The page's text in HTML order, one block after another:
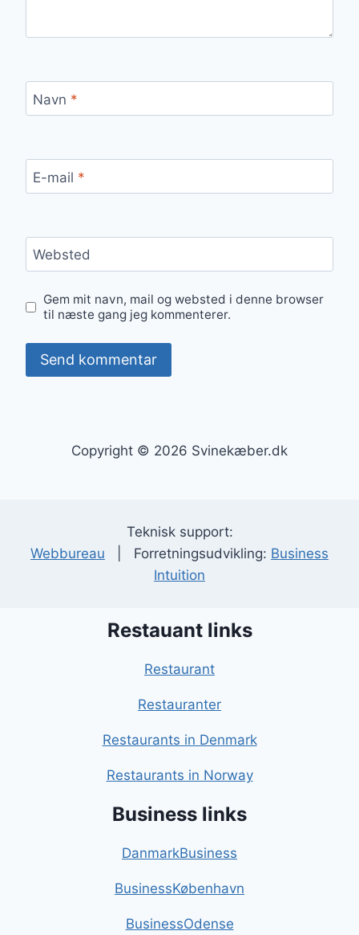
Navn *
E-mail *
Websted
Gem mit navn, mail og websted i denne browser
til næste gang jeg kommenterer.
Copyright © 2026 Svinekæber.dk
Teknisk support:
Webbureau | Forretningsudvikling: Business
Intuition
Restauant links
Restaurant
Restauranter
Restaurants in Denmark
Restaurants in Norway
Business links
DanmarkBusiness
BusinessKøbenhavn
BusinessOdense